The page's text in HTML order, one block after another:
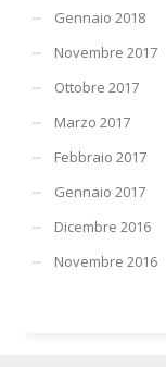
Gennaio 2018
Novembre 2017
Ottobre 2017
Marzo 2017
Febbraio 2017
Gennaio 2017
Dicembre 2016
Novembre 2016